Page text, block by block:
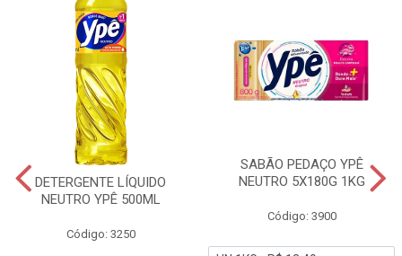
DETERGENTE LÍQUIDO
NEUTRO YPÊ 500ML
Código: 3250
SABÃO PEDAÇO YPÊ
NEUTRO 5X180G 1KG
Código: 3900